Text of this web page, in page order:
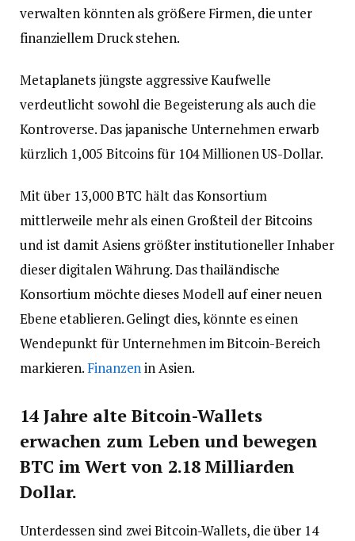
verwalten könnten als größere Firmen, die unter
finanziellem Druck stehen.
Metaplanets jüngste aggressive Kaufwelle
verdeutlicht sowohl die Begeisterung als auch die
Kontroverse. Das japanische Unternehmen erwarb
kürzlich 1,005 Bitcoins für 104 Millionen US-Dollar.
Mit über 13,000 BTC hält das Konsortium
mittlerweile mehr als einen Großteil der Bitcoins
und ist damit Asiens größter institutioneller Inhaber
dieser digitalen Währung. Das thailändische
Konsortium möchte dieses Modell auf einer neuen
Ebene etablieren. Gelingt dies, könnte es einen
Wendepunkt für Unternehmen im Bitcoin-Bereich
markieren.Finanzenin Asien.
14 Jahre alte Bitcoin-Wallets
erwachen zum Leben und bewegen
BTC im Wert von 2.18 Milliarden
Dollar.
Unterdessen sind zwei Bitcoin-Wallets, die über 14